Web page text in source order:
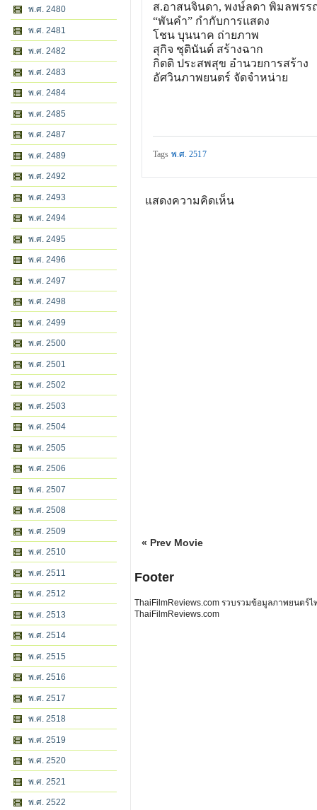
พ.ศ. 2480
พ.ศ. 2481
พ.ศ. 2482
พ.ศ. 2483
พ.ศ. 2484
พ.ศ. 2485
พ.ศ. 2487
พ.ศ. 2489
พ.ศ. 2492
พ.ศ. 2493
พ.ศ. 2494
พ.ศ. 2495
พ.ศ. 2496
พ.ศ. 2497
พ.ศ. 2498
พ.ศ. 2499
พ.ศ. 2500
พ.ศ. 2501
พ.ศ. 2502
พ.ศ. 2503
พ.ศ. 2504
พ.ศ. 2505
พ.ศ. 2506
พ.ศ. 2507
พ.ศ. 2508
พ.ศ. 2509
พ.ศ. 2510
พ.ศ. 2511
พ.ศ. 2512
พ.ศ. 2513
พ.ศ. 2514
พ.ศ. 2515
พ.ศ. 2516
พ.ศ. 2517
พ.ศ. 2518
พ.ศ. 2519
พ.ศ. 2520
พ.ศ. 2521
พ.ศ. 2522
ส.อาสนจินดา, พงษ์ลดา พิมลพรร
“พันคำ” กำกับการแสดง
โชน บุนนาค ถ่ายภาพ
สุกิจ ชุตินันต์ สร้างฉาก
กิตติ ประสพสุข อำนวยการสร้าง
อัศวินภาพยนตร์ จัดจำหน่าย
Tags พ.ศ. 2517
แสดงความคิดเห็น
« Prev Movie
Footer
ThaiFilmReviews.com รวบรวมข้อมูลภาพยนตร์
ThaiFilmReviews.com